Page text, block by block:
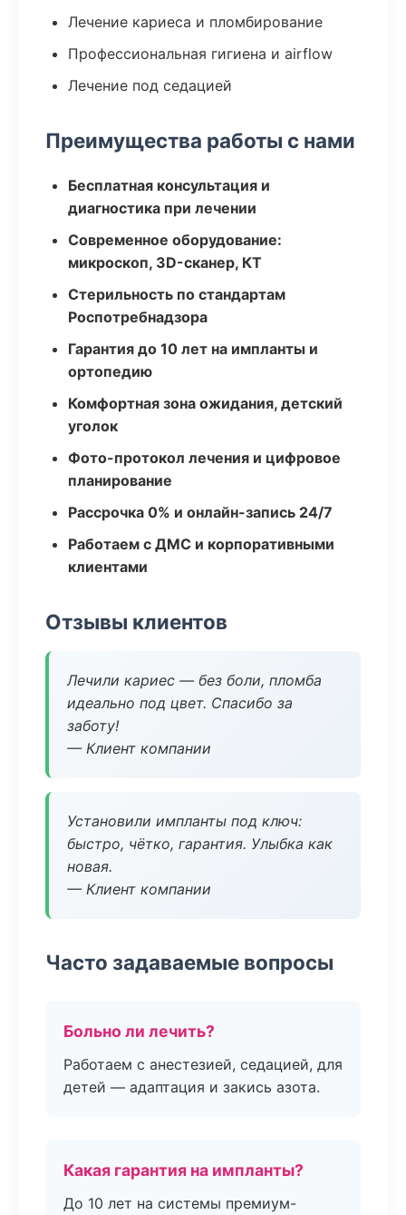
Лечение кариеса и пломбирование
Профессиональная гигиена и airflow
Лечение под седацией
Преимущества работы с нами
Бесплатная консультация и
диагностика при лечении
Современное оборудование:
микроскоп, 3D-сканер, КТ
Стерильность по стандартам
Роспотребнадзора
Гарантия до 10 лет на импланты и
ортопедию
Комфортная зона ожидания, детский
уголок
Фото-протокол лечения и цифровое
планирование
Рассрочка 0% и онлайн-запись 24/7
Работаем с ДМС и корпоративными
клиентами
Отзывы клиентов
Лечили кариес — без боли, пломба
идеально под цвет. Спасибо за
заботу!
— Клиент компании
Установили импланты под ключ:
быстро, чётко, гарантия. Улыбка как
новая.
— Клиент компании
Часто задаваемые вопросы
Больно ли лечить?
Работаем с анестезией, седацией, для
детей — адаптация и закись азота.
Какая гарантия на импланты?
До 10 лет на системы премиум-